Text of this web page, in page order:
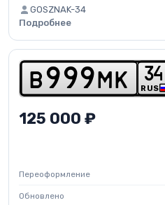
GOSZNAK-34
Подробнее
b 9 9 9 m k RUS
34
125 000 ₽
Переоформление
Обновлено